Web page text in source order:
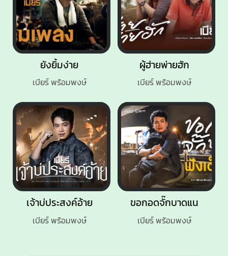
ขอกอดจั๊กบาดแน
เบียร์ พร้อมพงษ์
ยังยิ้มง่าย
เบียร์ พร้อมพงษ์
ผู้ฮ่ายพ่ายฮัก
เบียร์ พร้อมพงษ์
เจ้าบ่ประสงค์อ้าย
เบียร์ พร้อมพงษ์